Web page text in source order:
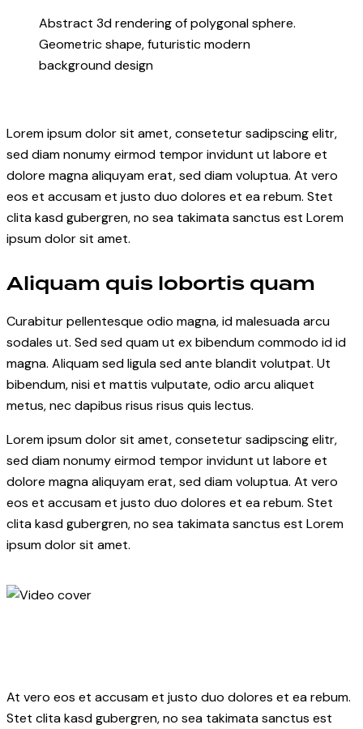
Abstract 3d rendering of polygonal sphere.
Geometric shape, futuristic modern
background design
Lorem ipsum dolor sit amet, consetetur sadipscing elitr,
sed diam nonumy eirmod tempor invidunt ut labore et
dolore magna aliquyam erat, sed diam voluptua. At vero
eos et accusam et justo duo dolores et ea rebum. Stet
clita kasd gubergren, no sea takimata sanctus est Lorem
ipsum dolor sit amet.
Aliquam quis lobortis quam
Curabitur pellentesque odio magna, id malesuada arcu
sodales ut. Sed sed quam ut ex bibendum commodo id id
magna. Aliquam sed ligula sed ante blandit volutpat. Ut
bibendum, nisi et mattis vulputate, odio arcu aliquet
metus, nec dapibus risus risus quis lectus.
Lorem ipsum dolor sit amet, consetetur sadipscing elitr,
sed diam nonumy eirmod tempor invidunt ut labore et
dolore magna aliquyam erat, sed diam voluptua. At vero
eos et accusam et justo duo dolores et ea rebum. Stet
clita kasd gubergren, no sea takimata sanctus est Lorem
ipsum dolor sit amet.
At vero eos et accusam et justo duo dolores et ea rebum.
Stet clita kasd gubergren, no sea takimata sanctus est